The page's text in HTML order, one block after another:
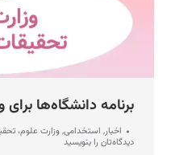
برنامه دانشگاه‌ها برای
اخبار, استخدامی,وزارت علوم،
دیدگاه‌تان را بنویسید